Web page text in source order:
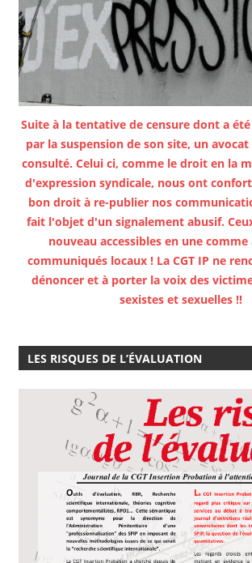
Suite à la tentative de censure dont a été
par la suspension de son site, un avocat
consulté. Celui ci, comme le droit en la
d'expression syndicale, nous ont
bon droit à re-publier nos
fait l'objet d'un signalement abusif.
nouveau accessibles en une comme
communiqués locaux ! La CGT IP ne
dénoncer et à porter la voix des
sexistes et sexuelles !!
LES RISQUES DE L’ÉVALUATION